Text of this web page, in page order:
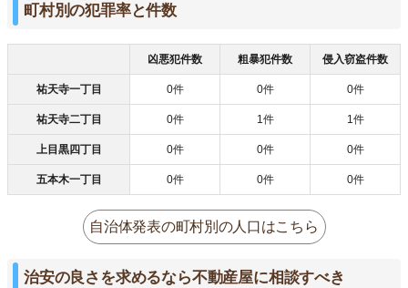
町村別の犯罪率と件数
凶悪犯件数 粗暴犯件数 侵入窃盗件数
祐天寺一丁目 0件 0件 0件
祐天寺二丁目 0件 1件 1件
上目黒四丁目 0件 0件 0件
五本木一丁目 0件 0件 0件
自治体発表の町村別の人口はこちら
治安の良さを求めるなら不動産屋に相談すべき